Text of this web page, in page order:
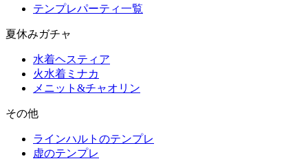
テンプレパーティ一覧
夏休みガチャ
水着ヘスティア
火水着ミナカ
メニット&チャオリン
その他
ラインハルトのテンプレ
虚のテンプレ